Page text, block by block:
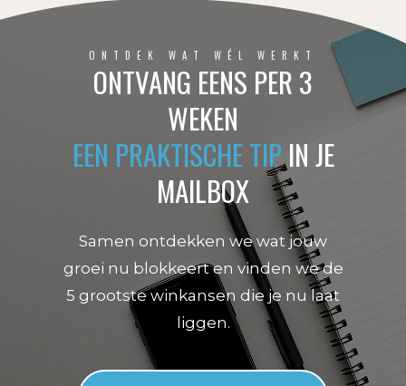
ONTDEK WAT WÉL WERKT
ONTVANG EENS PER 3
WEKEN
EEN PRAKTISCHE TIPIN JE
MAILBOX
Samen ontdekken we wat jouw
groei nu blokkeert en vinden we de
5 grootste winkansen die je nu laat
liggen.